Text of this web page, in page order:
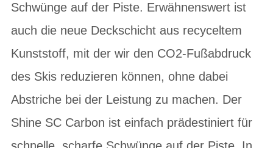
Schwünge auf der Piste. Erwähnenswert ist
auch die neue Deckschicht aus recyceltem
Kunststoff, mit der wir den CO2-Fußabdruck
des Skis reduzieren können, ohne dabei
Abstriche bei der Leistung zu machen. Der
Shine SC Carbon ist einfach prädestiniert für